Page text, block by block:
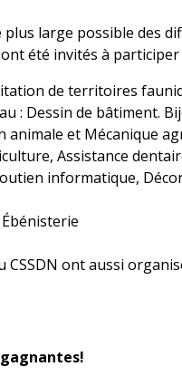
large possible des
été invités à participer
de territoires
: Dessin de bâtiment.
animale et Mécanique
Assistance
informatique,
CSSDN ont aussi